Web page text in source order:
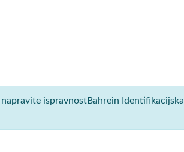
ispravnostBahrein Identifikacijska